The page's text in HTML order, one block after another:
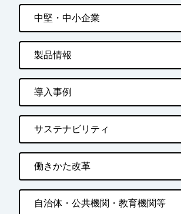
中堅・中小企業
製品情報
導入事例
サステナビリティ
働きかた改革
自治体・公共機関・教育機関等